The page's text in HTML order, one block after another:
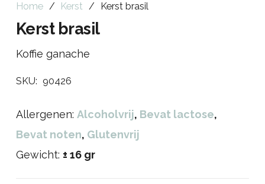
Home / Kerst / Kerst brasil
Kerst brasil
Koffie ganache
SKU: 90426
Allergenen: Alcoholvrij, Bevat lactose,
Bevat noten, Glutenvrij
Gewicht: ± 16 gr